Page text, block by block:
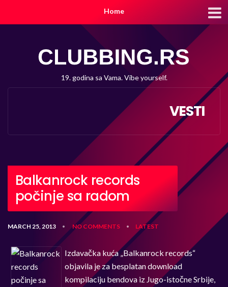
Home
19. godina sa Vama. Vibe yourself.
VESTI
Balkanrock records
počinje sa radom
MARCH 25, 2013 • NO COMMENTS • LATEST
Izdavačka kuća „Balkanrock records“
objavila je za besplatan download
kompilaciju bendova iz Jugo-istočne Srbije,